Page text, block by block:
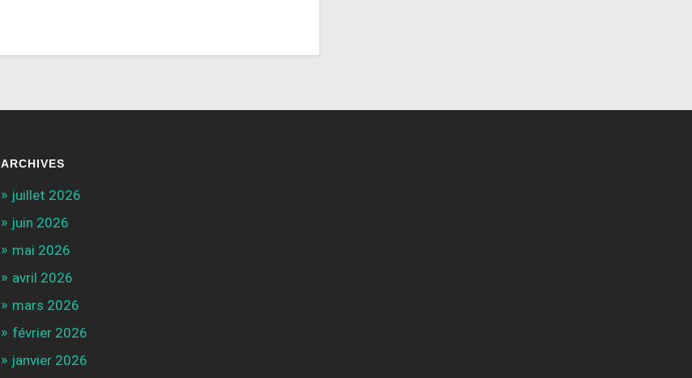
ARCHIVES
juillet 2026
juin 2026
mai 2026
avril 2026
mars 2026
février 2026
janvier 2026